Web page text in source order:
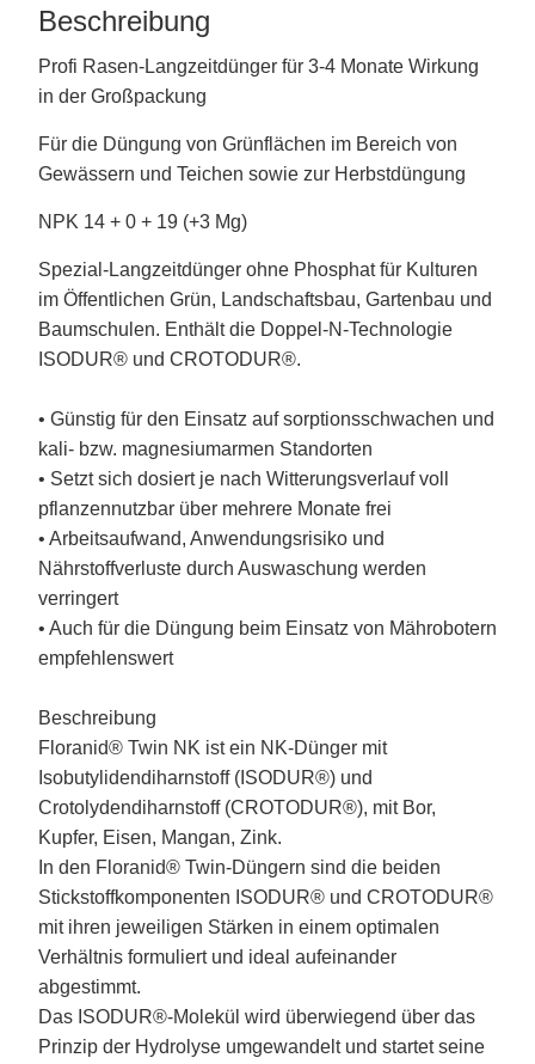
Beschreibung
Profi Rasen-Langzeitdünger für 3-4 Monate Wirkung
in der Großpackung
Für die Düngung von Grünflächen im Bereich von
Gewässern und Teichen sowie zur Herbstdüngung
NPK 14 + 0 + 19 (+3 Mg)
Spezial-Langzeitdünger ohne Phosphat für Kulturen
im Öffentlichen Grün, Landschaftsbau, Gartenbau und
Baumschulen. Enthält die Doppel-N-Technologie
ISODUR® und CROTODUR®.
• Günstig für den Einsatz auf sorptionsschwachen und
kali- bzw. magnesiumarmen Standorten
• Setzt sich dosiert je nach Witterungsverlauf voll
pflanzennutzbar über mehrere Monate frei
• Arbeitsaufwand, Anwendungsrisiko und
Nährstoffverluste durch Auswaschung werden
verringert
• Auch für die Düngung beim Einsatz von Mährobotern
empfehlenswert
Beschreibung
Floranid® Twin NK ist ein NK-Dünger mit
Isobutylidendiharnstoff (ISODUR®) und
Crotolydendiharnstoff (CROTODUR®), mit Bor,
Kupfer, Eisen, Mangan, Zink.
In den Floranid® Twin-Düngern sind die beiden
Stickstoffkomponenten ISODUR® und CROTODUR®
mit ihren jeweiligen Stärken in einem optimalen
Verhältnis formuliert und ideal aufeinander
abgestimmt.
Das ISODUR®-Molekül wird überwiegend über das
Prinzip der Hydrolyse umgewandelt und startet seine